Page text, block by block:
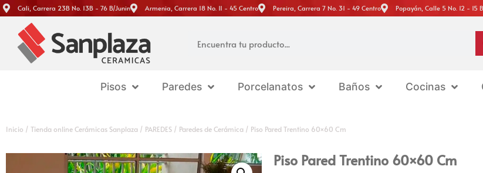
Cali, Carrera 23B No. 13B - 76 B/Junin Armenia, Carrera 18 No. 11 - 45 Centro Pereira, Carrera 7 No. 31 - 49 Centro Popayán, Calle 5 No. 12 - 15
Pisos Paredes Porcelanatos Baños Cocinas
Inicio / Tienda online Cerámicas Sanplaza / PAREDES / Paredes de Cerámica / Piso Pared Trentino 60×60 Cm
Piso Pared Trentino 60×60 Cm